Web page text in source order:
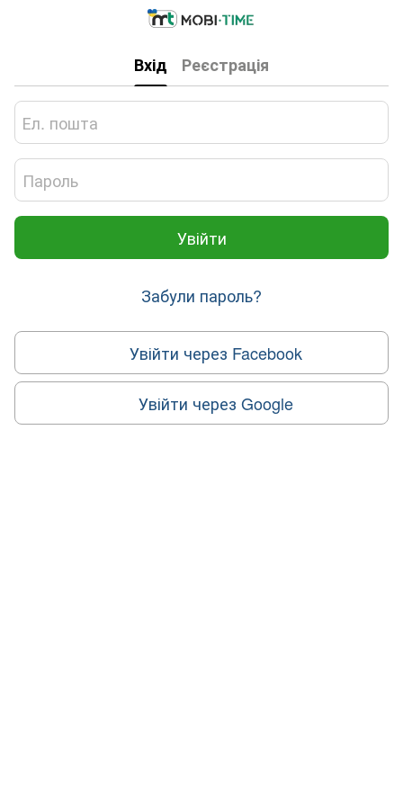
Вхід Реєстрація
Увійти
Забули пароль?
Увійти через Facebook
Увійти через Google